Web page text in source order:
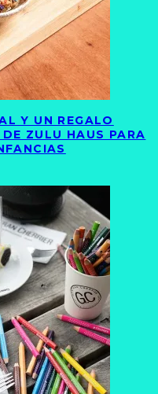
Y UN REGALO
ZULU HAUS PARA